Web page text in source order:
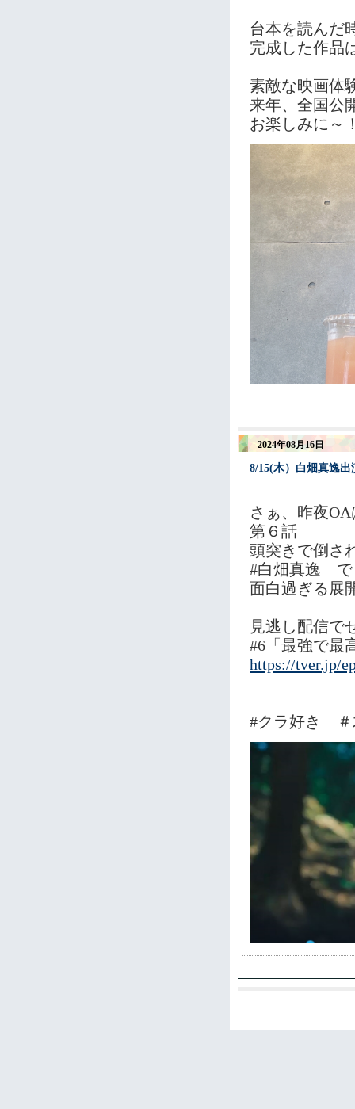
台本を読んだ
完成した作品
素敵な映画体
来年、全国公
お楽しみに～
2024年08月16日
8/15(木）白畑真逸
さぁ、昨夜
第６話
頭突きで倒さ
#白畑真逸
面白過ぎる展
見逃し配信で
#6「最強で最
https://tver.jp/
#クラ好き ＃